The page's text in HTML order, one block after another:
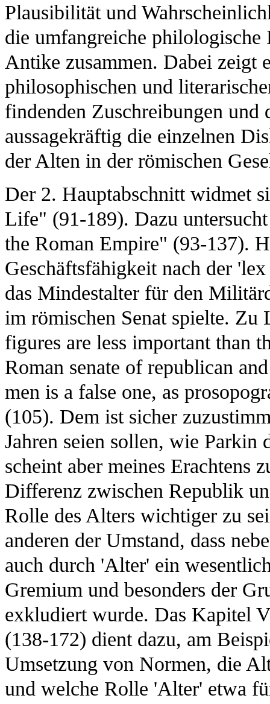
Plausibilität und
die umfangreiche
Antike zusammen. Dabei zeigt
philosophischen und
findenden Zuschreibungen
aussagekräftig die einzelnen
der Alten in der römischen
Der 2. Hauptabschnitt widmet
Life" (91-189). Dazu
the Roman Empire" (93-137).
Geschäftsfähigkeit nach der
das Mindestalter für den
im römischen Senat spielte.
figures are less important than
Roman senate of republican
men is a false one, as
(105). Dem ist sicher
Jahren seien sollen, wie
scheint aber meines Erachtens
Differenz zwischen Republik
Rolle des Alters wichtiger zu
anderen der Umstand, dass
auch durch 'Alter' ein
Gremium und besonders der
exkludiert wurde. Das Kapitel
(138-172) dient dazu, am
Umsetzung von Normen, die
und welche Rolle 'Alter' etwa